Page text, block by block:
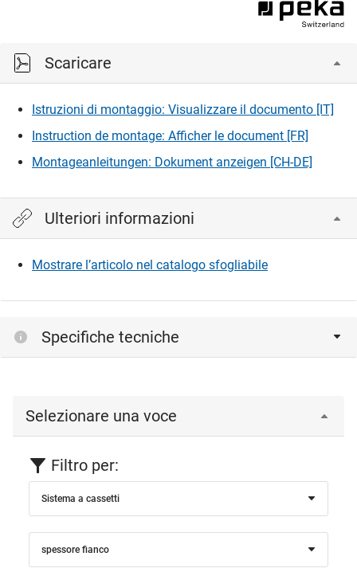
Scaricare
Istruzioni di montaggio: Visualizzare il documento [IT]
Instruction de montage: Afficher le document [FR]
Montageanleitungen: Dokument anzeigen [CH-DE]
Ulteriori informazioni
Mostrare l’articolo nel catalogo sfogliabile
Specifiche tecniche
Selezionare una voce
Filtro per:
Sistema a cassetti
spessore fianco